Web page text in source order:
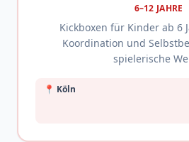
6–12 JAHRE
Kickboxen für Kinder ab 6
Koordination und
spielerische
📍 Köln